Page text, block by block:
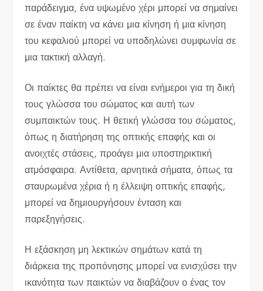
παράδειγμα, ένα υψωμένο χέρι μπορεί να σημαίνει
σε έναν παίκτη να κάνει μια κίνηση ή μια κίνηση
του κεφαλιού μπορεί να υποδηλώνει συμφωνία σε
μια τακτική αλλαγή.
Οι παίκτες θα πρέπει να είναι ενήμεροι για τη δική
τους γλώσσα του σώματος και αυτή των
συμπαικτών τους. Η θετική γλώσσα του σώματος,
όπως η διατήρηση της οπτικής επαφής και οι
ανοιχτές στάσεις, προάγει μια υποστηρικτική
ατμόσφαιρα. Αντίθετα, αρνητικά σήματα, όπως τα
σταυρωμένα χέρια ή η έλλειψη οπτικής επαφής,
μπορεί να δημιουργήσουν ένταση και
παρεξηγήσεις.
Η εξάσκηση μη λεκτικών σημάτων κατά τη
διάρκεια της προπόνησης μπορεί να ενισχύσει την
ικανότητα των παικτών να διαβάζουν ο ένας τον